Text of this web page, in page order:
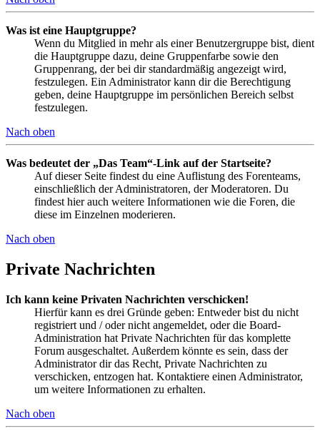
Was ist eine Hauptgruppe?
Wenn du Mitglied in mehr als einer Benutzergruppe bist, dient
die Hauptgruppe dazu, deine Gruppenfarbe sowie den
Gruppenrang, der bei dir standardmäßig angezeigt wird,
festzulegen. Ein Administrator kann dir die Berechtigung
geben, deine Hauptgruppe im persönlichen Bereich selbst
festzulegen.
Nach oben
Was bedeutet der „Das Team“-Link auf der Startseite?
Auf dieser Seite findest du eine Auflistung des Forenteams,
einschließlich der Administratoren, der Moderatoren. Du
findest hier auch weitere Informationen wie die Foren, die
diese im Einzelnen moderieren.
Nach oben
Private Nachrichten
Ich kann keine Privaten Nachrichten verschicken!
Hierfür kann es drei Gründe geben: Entweder bist du nicht
registriert und / oder nicht angemeldet, oder die Board-
Administration hat Private Nachrichten für das komplette
Forum ausgeschaltet. Außerdem könnte es sein, dass der
Administrator dir das Recht, Private Nachrichten zu
verschicken, entzogen hat. Kontaktiere einen Administrator,
um weitere Informationen zu erhalten.
Nach oben